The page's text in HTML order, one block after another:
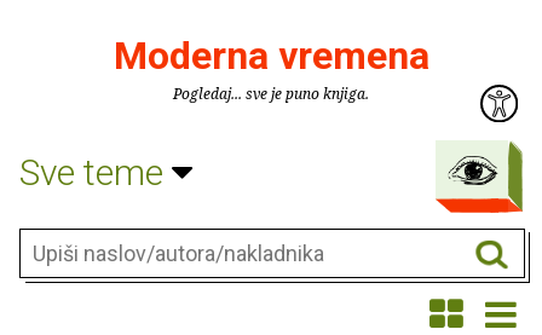
Moderna vremena
Pogledaj... sve je puno knjiga.
Sve teme